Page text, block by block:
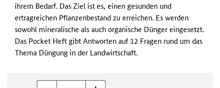
ihrem Bedarf. Das Ziel ist es, einen gesunden und
ertragreichen Pflanzenbestand zu erreichen. Es werden
sowohl mineralische als auch organische Dünger eingesetzt.
Das Pocket Heft gibt Antworten auf 12 Fragen rund um das
Thema Düngung in der Landwirtschaft.